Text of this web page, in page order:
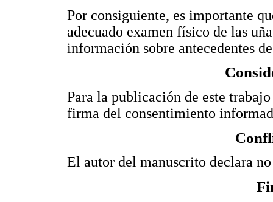
Por consiguiente, es importante
adecuado examen físico de las
información sobre antecedentes
Para la publicación de este
firma del consentimiento
El autor del manuscrito declara